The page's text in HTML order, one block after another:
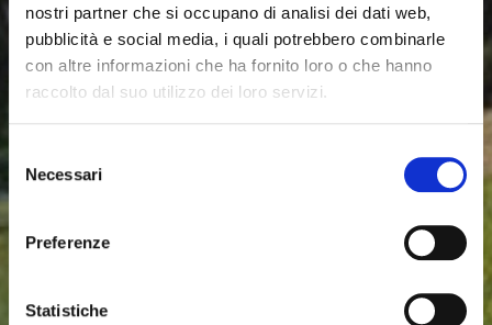
nostri partner che si occupano di analisi dei dati web,
pubblicità e social media, i quali potrebbero combinarle
con altre informazioni che ha fornito loro o che hanno
raccolto dal suo utilizzo dei loro servizi.
del
consenso
Necessari
Preferenze
Statistiche